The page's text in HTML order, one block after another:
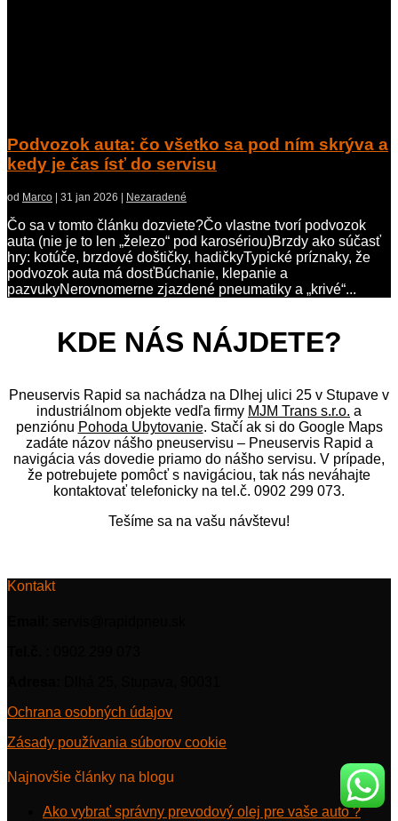
Podvozok auta: čo všetko sa pod ním skrýva a
kedy je čas ísť do servisu
od Marco 31 jan 2026 Nezaradené
Čo sa v tomto článku dozviete?Čo vlastne tvorí podvozok
auta (nie je to len „železo“ pod karosériou)Brzdy ako súčasť
hry: kotúče, brzdové doštičky, hadičkyTypické príznaky, že
podvozok auta má dosťBúchanie, klepanie a
pazvukyNerovnomerne zjazdené pneumatiky a „krivé“...
KDE NÁS NÁJDETE?
Pneuservis Rapid sa nachádza na Dlhej ulici 25 v Stupave v
industriálnom objekte vedľa firmy MJM Trans s.r.o. a
penziónu Pohoda Ubytovanie. Stačí ak si do Google Maps
zadáte názov nášho pneuservisu – Pneuservis Rapid a
navigácia vás dovedie priamo do nášho servisu. V prípade,
že potrebujete pomôcť s navigáciou, tak nás neváhajte
kontaktovať telefonicky na tel.č. 0902 299 073.
Tešíme sa na vašu návštevu!
Kontakt
Ochrana osobných údajov
Zásady používania súborov cookie
Najnovšie články na blogu
Ako vybrať správny prevodový olej pre vaše auto ?